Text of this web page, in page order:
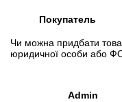
Покупатель
Чи можна придбати
юридичної особи або
Admin